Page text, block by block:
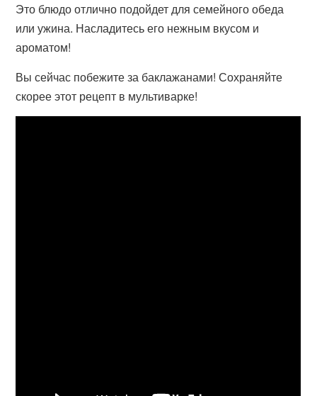
Это блюдо отлично подойдет для семейного обеда
или ужина. Насладитесь его нежным вкусом и
ароматом!
Вы сейчас побежите за баклажанами! Сохраняйте
скорее этот рецепт в мультиварке!